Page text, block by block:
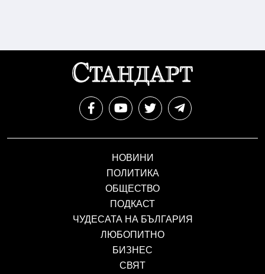
НОВИНИ
ПОЛИТИКА
ОБЩЕСТВО
ПОДКАСТ
ЧУДЕСАТА НА БЪЛГАРИЯ
ЛЮБОПИТНО
БИЗНЕС
СВЯТ